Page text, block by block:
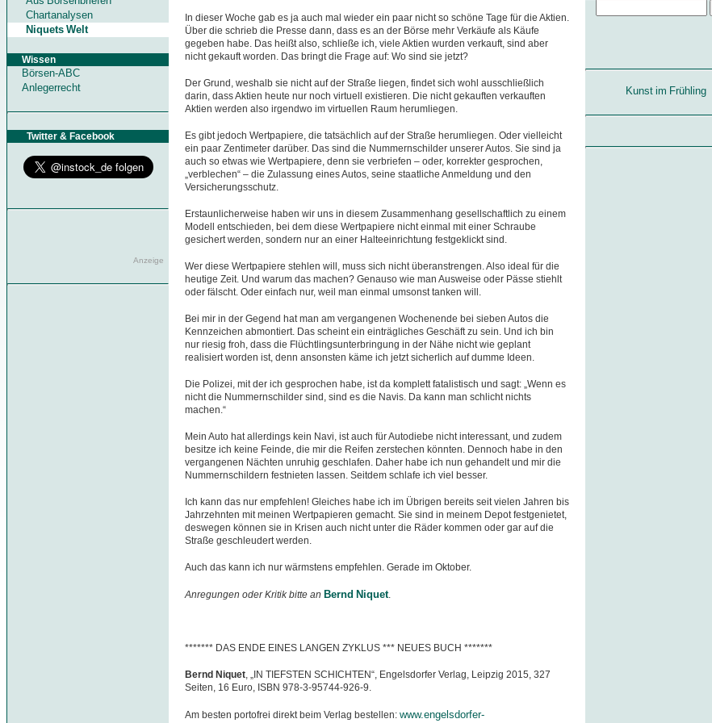
Chartanalysen
Niquets Welt
Wissen
Börsen-ABC
Anlegerrecht
Twitter & Facebook
Anzeige
Kunst im Frühling
In dieser Woche gab es ja auch mal wieder ein paar nicht so schöne Tage für die Aktien.
Über die schrieb die Presse dann, dass es an der Börse mehr Verkäufe als Käufe
gegeben habe. Das heißt also, schließe ich, viele Aktien wurden verkauft, sind aber
nicht gekauft worden. Das bringt die Frage auf: Wo sind sie jetzt?
Der Grund, weshalb sie nicht auf der Straße liegen, findet sich wohl ausschließlich
darin, dass Aktien heute nur noch virtuell existieren. Die nicht gekauften verkauften
Aktien werden also irgendwo im virtuellen Raum herumliegen.
Es gibt jedoch Wertpapiere, die tatsächlich auf der Straße herumliegen. Oder vielleicht
ein paar Zentimeter darüber. Das sind die Nummernschilder unserer Autos. Sie sind ja
auch so etwas wie Wertpapiere, denn sie verbriefen – oder, korrekter gesprochen,
„verblechen“ – die Zulassung eines Autos, seine staatliche Anmeldung und den
Versicherungsschutz.
Erstaunlicherweise haben wir uns in diesem Zusammenhang gesellschaftlich zu einem
Modell entschieden, bei dem diese Wertpapiere nicht einmal mit einer Schraube
gesichert werden, sondern nur an einer Halteeinrichtung festgeklickt sind.
Wer diese Wertpapiere stehlen will, muss sich nicht überanstrengen. Also ideal für die
heutige Zeit. Und warum das machen? Genauso wie man Ausweise oder Pässe stiehlt
oder fälscht. Oder einfach nur, weil man einmal umsonst tanken will.
Bei mir in der Gegend hat man am vergangenen Wochenende bei sieben Autos die
Kennzeichen abmontiert. Das scheint ein einträgliches Geschäft zu sein. Und ich bin
nur riesig froh, dass die Flüchtlingsunterbringung in der Nähe nicht wie geplant
realisiert worden ist, denn ansonsten käme ich jetzt sicherlich auf dumme Ideen.
Die Polizei, mit der ich gesprochen habe, ist da komplett fatalistisch und sagt: „Wenn es
nicht die Nummernschilder sind, sind es die Navis. Da kann man schlicht nichts
machen.“
Mein Auto hat allerdings kein Navi, ist auch für Autodiebe nicht interessant, und zudem
besitze ich keine Feinde, die mir die Reifen zerstechen könnten. Dennoch habe in den
vergangenen Nächten unruhig geschlafen. Daher habe ich nun gehandelt und mir die
Nummernschildern festnieten lassen. Seitdem schlafe ich viel besser.
Ich kann das nur empfehlen! Gleiches habe ich im Übrigen bereits seit vielen Jahren bis
Jahrzehnten mit meinen Wertpapieren gemacht. Sie sind in meinem Depot festgenietet,
deswegen können sie in Krisen auch nicht unter die Räder kommen oder gar auf die
Straße geschleudert werden.
Auch das kann ich nur wärmstens empfehlen. Gerade im Oktober.
Anregungen oder Kritik bitte an Bernd Niquet.
******* DAS ENDE EINES LANGEN ZYKLUS *** NEUES BUCH *******
Bernd Niquet, „IN TIEFSTEN SCHICHTEN“, Engelsdorfer Verlag, Leipzig 2015, 327
Seiten, 16 Euro, ISBN 978-3-95744-926-9.
Am besten portofrei direkt beim Verlag bestellen: www.engelsdorfer-